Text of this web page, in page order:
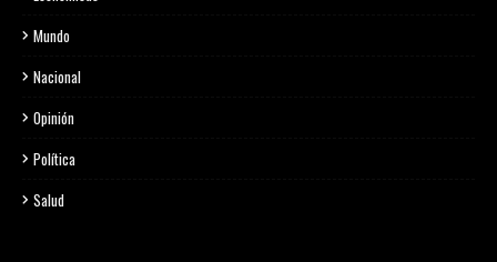
Mundo
Nacional
Opinión
Política
Salud